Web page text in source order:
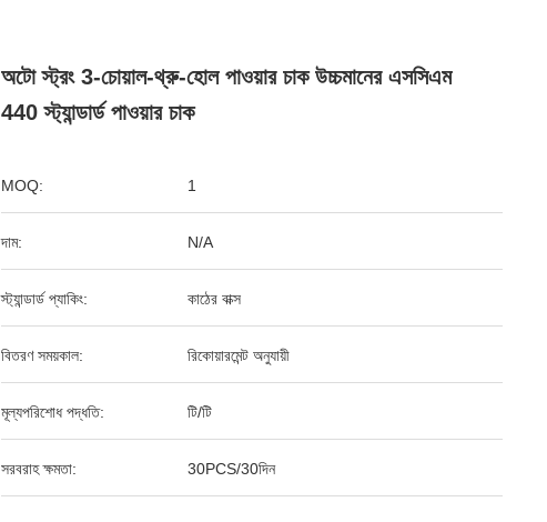
অটো স্ট্রং 3-চোয়াল-থ্রু-হোল পাওয়ার চাক উচ্চমানের এসসিএম
440 স্ট্যান্ডার্ড পাওয়ার চাক
MOQ: 1
দাম: N/A
স্ট্যান্ডার্ড প্যাকিং: কাঠের বাক্স
বিতরণ সময়কাল: রিকোয়ারমেন্ট অনুযায়ী
মূল্যপরিশোধ পদ্ধতি: টি/টি
সরবরাহ ক্ষমতা: 30PCS/30দিন